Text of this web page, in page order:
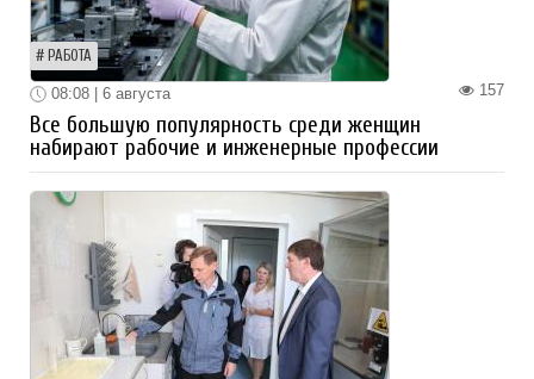
РАБОТА
157
08:08 | 6 августа
Все большую популярность среди женщин
набирают рабочие и инженерные профессии